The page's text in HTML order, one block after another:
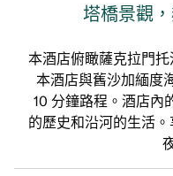
塔橋景觀
本酒店俯瞰薩克拉門
本酒店與舊沙加緬度
10 分鐘路程。酒店內
的歷史和沿河的生活